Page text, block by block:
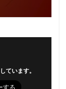
ています。